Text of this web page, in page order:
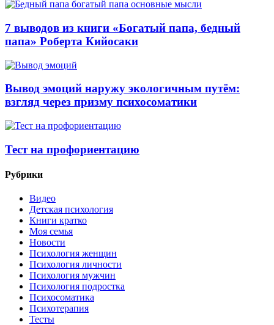
7 выводов из книги «Богатый папа, бедный
папа» Роберта Кийосаки
Вывод эмоций наружу экологичным путём:
взгляд через призму психосоматики
Тест на профориентацию
Рубрики
Видео
Детская психология
Книги кратко
Моя семья
Новости
Психология женщин
Психология личности
Психология мужчин
Психология подростка
Психосоматика
Психотерапия
Тесты